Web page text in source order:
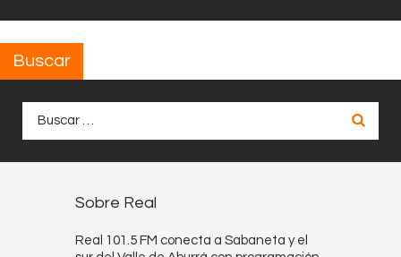
Buscar
Sobre Real
Real 101.5 FM conecta a Sabaneta y el